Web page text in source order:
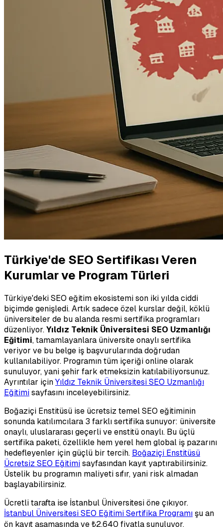
Türkiye'de SEO Sertifikası Veren
Kurumlar ve Program Türleri
Türkiye'deki SEO eğitim ekosistemi son iki yılda ciddi
biçimde genişledi. Artık sadece özel kurslar değil, köklü
üniversiteler de bu alanda resmi sertifika programları
düzenliyor.Yıldız Teknik Üniversitesi SEO Uzmanlığı
Eğitimi, tamamlayanlara üniversite onaylı sertifika
veriyor ve bu belge iş başvurularında doğrudan
kullanılabiliyor. Programın tüm içeriği online olarak
sunuluyor, yani şehir fark etmeksizin katılabiliyorsunuz.
Ayrıntılar içinYıldız Teknik Üniversitesi SEO Uzmanlığı
Eğitimisayfasını inceleyebilirsiniz.
Boğaziçi Enstitüsü ise ücretsiz temel SEO eğitiminin
sonunda katılımcılara 3 farklı sertifika sunuyor: üniversite
onaylı, uluslararası geçerli ve enstitü onaylı. Bu üçlü
sertifika paketi, özellikle hem yerel hem global iş pazarını
hedefleyenler için güçlü bir tercih. Boğaziçi Enstitüsü
Ücretsiz SEO Eğitimisayfasından kayıt yaptırabilirsiniz.
Üstelik bu programın maliyeti sıfır, yani risk almadan
başlayabilirsiniz.
Ücretli tarafta ise İstanbul Üniversitesi öne çıkıyor.
İstanbul Üniversitesi SEO Eğitimi Sertifika Programışu an
ön kayıt aşamasında ve ₺2.640 fiyatla sunuluyor.